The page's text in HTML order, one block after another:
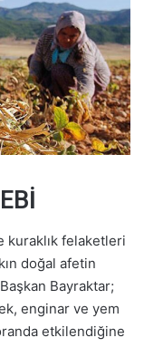
kuraklık felaketleri
doğal afetin
Bayraktar;
enginar ve yem
etkilendiğine